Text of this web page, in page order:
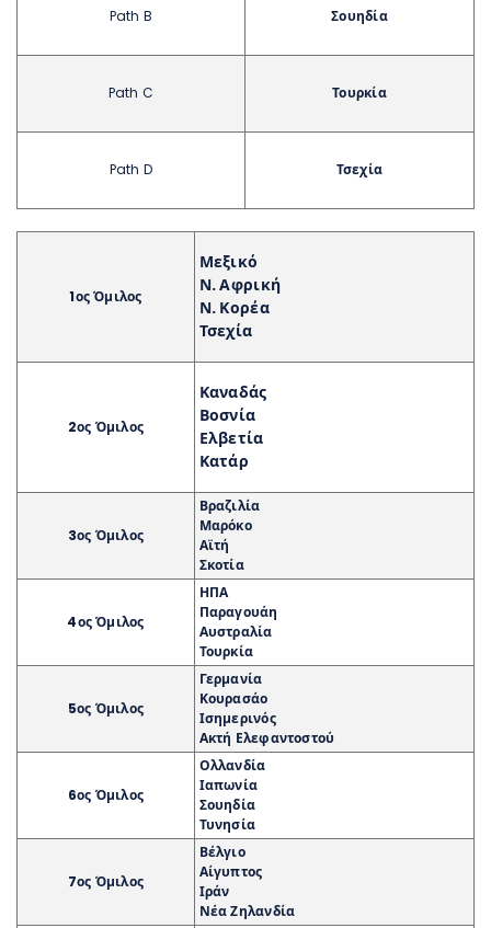
Path B Σουηδία
Path C Τουρκία
Path D Τσεχία
1ος Όμιλος
Μεξικό
Ν. Αφρική
Ν. Κορέα
Τσεχία
2ος Όμιλος
Καναδάς
Βοσνία
Ελβετία
Κατάρ
3ος Όμιλος
Βραζιλία
Μαρόκο
Αϊτή
Σκοτία
4ος Όμιλος
ΗΠΑ
Παραγουάη
Αυστραλία
Τουρκία
5ος Όμιλος
Γερμανία
Κουρασάο
Ισημερινός
Ακτή Ελεφαντοστού
6ος Όμιλος
Ολλανδία
Ιαπωνία
Σουηδία
Τυνησία
7ος Όμιλος
Βέλγιο
Αίγυπτος
Ιράν
Νέα Ζηλανδία